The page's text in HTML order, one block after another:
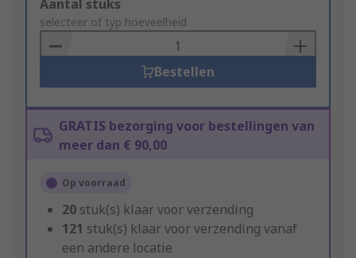
Add
to
Basket
Aantal stuks
selecteer of typ hoeveelheid
Bestellen
GRATIS bezorging voor bestellingen van
meer dan € 90,00
Op voorraad
20 stuk(s) klaar voor verzending
121 stuk(s) klaar voor verzending vanaf
een andere locatie